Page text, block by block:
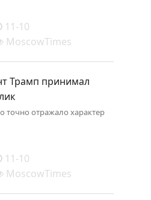
11-10
MoscowTimes
Трамп принимал
точно отражало характер
11-10
MoscowTimes